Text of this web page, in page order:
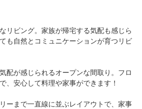
リビング。家族が帰宅する気配も感じら
も自然とコミュニケーションが育つリビ
配が感じられるオープンな間取り。フロ
、安心して料理や家事ができます！
ーまで一直線に並ぶレイアウトで、家事